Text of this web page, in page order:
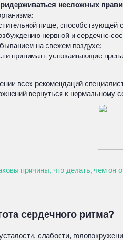
несложных
пище, способствующей
нервной и сердечно-
на свежем воздухе;
принимать успокаивающие
всех рекомендаций
вернуться к нормальному
причины, что делать, чем он
сердечного ритма?
слабости,